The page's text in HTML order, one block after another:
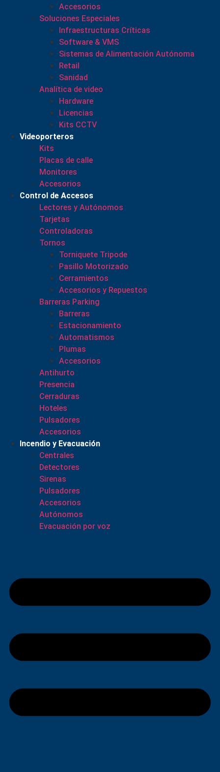
Accesorios
Soluciones Especiales
Infraestructuras Críticas
Software & VMS
Sistemas de Alimentación Autónoma
Retail
Sanidad
Analítica de video
Hardware
Licencias
Kits CCTV
Videoporteros
Kits
Placas de calle
Monitores
Accesorios
Control de Accesos
Lectores y Autónomos
Tarjetas
Controladoras
Tornos
Torniquete Tripode
Pasillo Motorizado
Cerramientos
Accesorios y Repuestos
Barreras Parking
Barreras
Estacionamiento
Automatismos
Plumas
Accesorios
Antihurto
Presencia
Cerraduras
Hoteles
Pulsadores
Accesorios
Incendio y Evacuación
Centrales
Detectores
Sirenas
Pulsadores
Accesorios
Autónomos
Evacuación por voz